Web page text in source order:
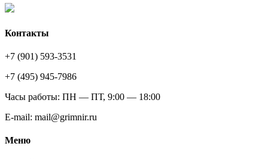
Контакты
+7 (901) 593-3531
+7 (495) 945-7986
Часы работы: ПН — ПТ, 9:00 — 18:00
E-mail: mail@grimnir.ru
Меню